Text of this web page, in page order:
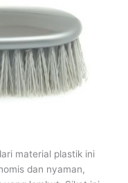
material plastik ini
dan nyaman,